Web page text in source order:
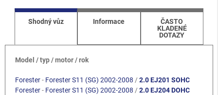
Shodný vůz Informace
ČASTO
KLADENÉ
DOTAZY
Model / typ / motor / rok
Forester- Forester S11 (SG) 2002-2008 /2.0 EJ201 SOHC
Forester- Forester S11 (SG) 2002-2008 /2.0 EJ204 DOHC